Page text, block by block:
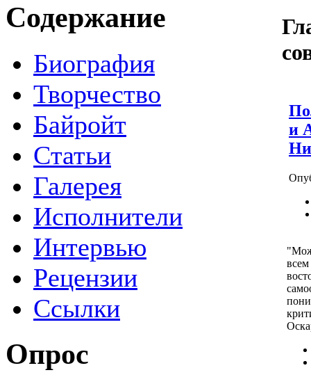
Содержание
Биография
Творчество
Байройт
Статьи
Галерея
Исполнители
Интервью
Рецензии
Ссылки
Опрос
и